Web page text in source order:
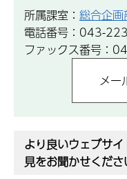
所属課室： 総合企
電話番号：043-
ファックス番号：
より良いウェブサ
見をお聞かせくださ